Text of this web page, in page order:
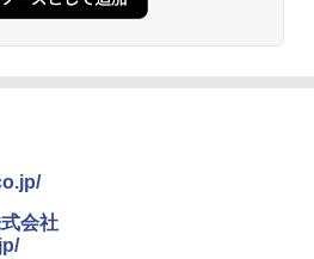
会社